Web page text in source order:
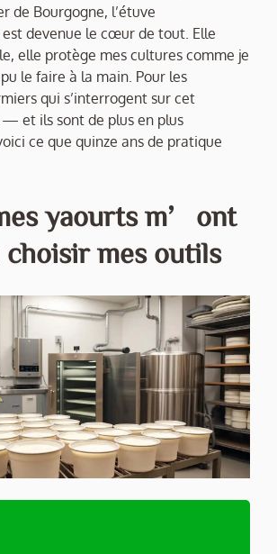
de Bourgogne, l’étuve
devenue le cœur de tout. Elle
elle protège mes cultures comme je
le faire à la main. Pour les
qui s’interrogent sur cet
et ils sont de plus en plus
ce que quinze ans de pratique
yaourts m’ont
choisir mes outils